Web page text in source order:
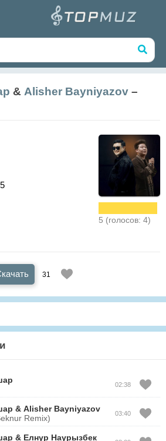
& Alisher Bayniyazov –
5 (голосов: 4)
31
02:38
& Alisher Bayniyazov
Remix)
03:40
& Елнур Наурызбек